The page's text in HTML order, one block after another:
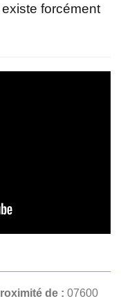
forcément
de : 07600